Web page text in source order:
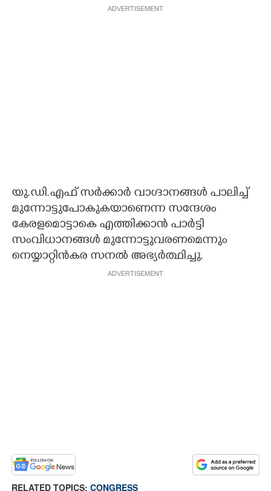
ADVERTISEMENT
യു.ഡി.എഫ് സർക്കാർ വാഗ്ദാനങ്ങൾ പാലിച്ച്
മുന്നോട്ടുപോകുകയാണെന്ന സന്ദേശം
കേരളമൊട്ടാകെ എത്തിക്കാൻ പാർട്ടി
സംവിധാനങ്ങൾ മുന്നോട്ടുവരണമെന്നും
നെയ്യാറ്റിൻകര സനൽ അഭ്യർത്ഥിച്ചു.
ADVERTISEMENT
RELATED TOPICS: CONGRESS